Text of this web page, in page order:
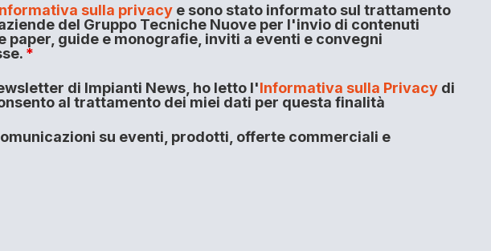
sulla privacye sono stato informato sul trattamento
del Gruppo Tecniche Nuove per l'invio di contenuti
paper, guide e monografie, inviti a eventi e convegni
*
di Impianti News, ho letto l'Informativa sulla Privacydi
al trattamento dei miei dati per questa finalità
su eventi, prodotti, offerte commerciali e